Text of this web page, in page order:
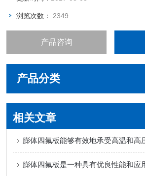
浏览次数： 2349
产品咨询
产品分类
相关文章
膨体四氟板是一种具有优良性能和应